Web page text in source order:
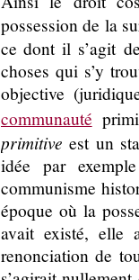
possession de la
ce dont il s’agit
choses qui s’y
objective
communauté
primitive est un
idée par
communisme
époque où la
avait existé, elle
renonciation de